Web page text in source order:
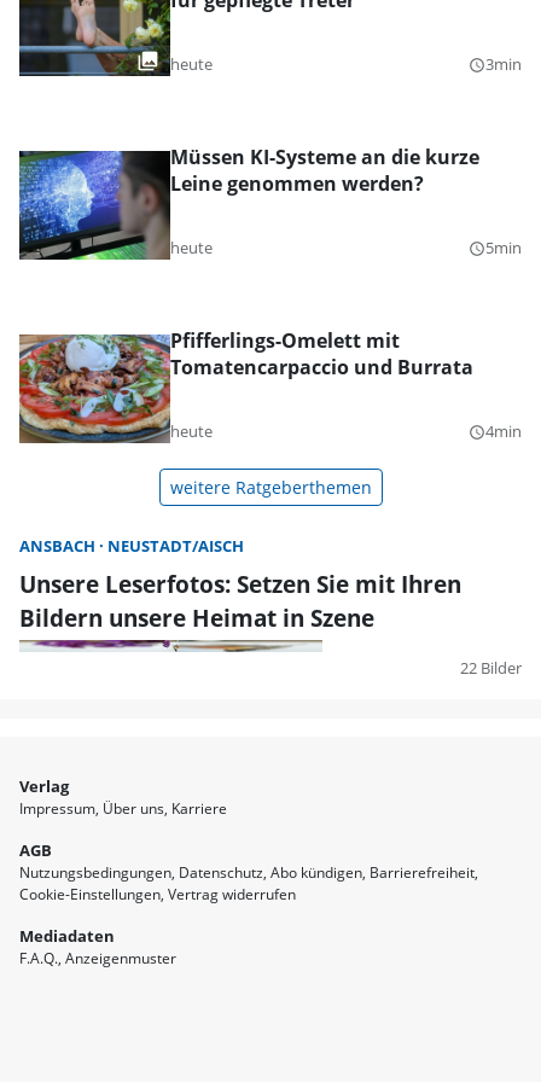
heute query_builder3min
Müssen KI-Systeme an die kurze
Leine genommen werden?
heute query_builder5min
Pfifferlings-Omelett mit
Tomatencarpaccio und Burrata
heute query_builder4min
weitere Ratgeberthemen
ANSBACH NEUSTADT/AISCH
Unsere Leserfotos: Setzen Sie mit Ihren
Bildern unsere Heimat in Szene
22 Bilder
Verlag
Impressum Über uns Karriere
AGB
Nutzungsbedingungen Datenschutz Abo kündigen Barrierefreiheit
Cookie-Einstellungen Vertrag widerrufen
Mediadaten
F.A.Q. Anzeigenmuster